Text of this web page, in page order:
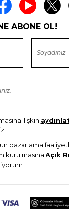
ABONE OL!
ilişkin
pazarlama
kurulmasına Açık